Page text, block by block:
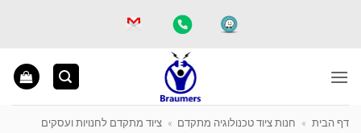
דף הבית » חנות ציוד טכנולוגיה מתקדם » ציוד מתקדם לחנויות ועסקים